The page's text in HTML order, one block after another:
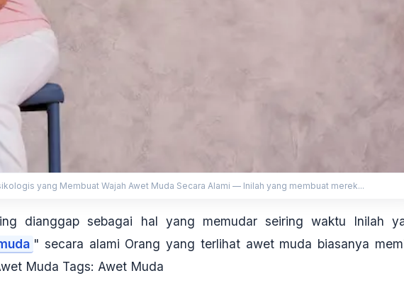
yang Membuat Wajah Awet Muda Secara Alami — Inilah yang membuat merek...
dianggap sebagai hal yang memudar seiring waktu Inilah
" secara alami Orang yang terlihat awet muda biasanya
Muda Tags: Awet Muda